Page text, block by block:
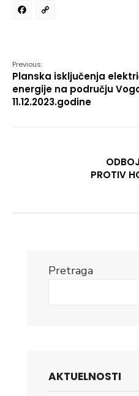
Facebook
Previous:
Planska isključenja
energije na području
11.12.2023.godine
PROTIV
Pretraga
AKTUELNOSTI